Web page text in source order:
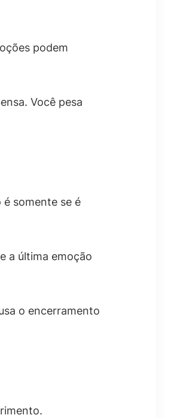
podem
Você pesa
somente se é
a última emoção
o encerramento